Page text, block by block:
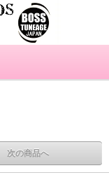
次の商品へ